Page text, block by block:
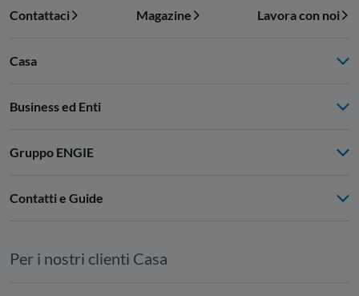
Contattaci Magazine Lavora con noi
Casa
Business ed Enti
Gruppo ENGIE
Contatti e Guide
Per i nostri clienti Casa